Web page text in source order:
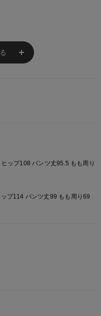
アイテム
のが嬉しいポイント！
、ショート丈トップスと合
も活躍します。
スボール】ショートジップ
地で、リラックス感のある
ャレ度をアップさせてくれ
けにも便利です。
ップ108 パンツ丈95.5 もも周り
プ114 パンツ丈99 もも周り69